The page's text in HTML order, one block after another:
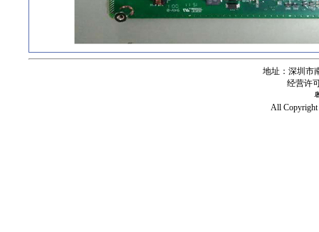
地址：深圳市
经营许
All